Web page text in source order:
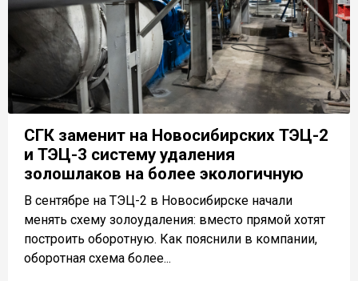
СГК заменит на Новосибирских ТЭЦ-2
и ТЭЦ-3 систему удаления
золошлаков на более экологичную
В сентябре на ТЭЦ-2 в Новосибирске начали
менять схему золоудаления: вместо прямой хотят
построить оборотную. Как пояснили в компании,
оборотная схема более...